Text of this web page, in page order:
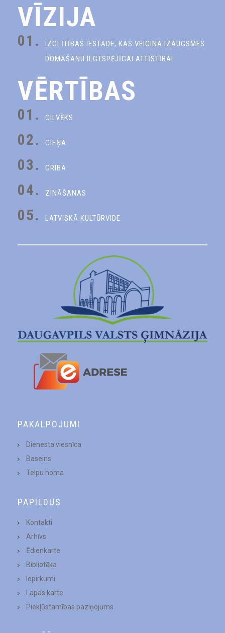
VĪZIJA
01.
IZGLĪTĪBAS IESTĀDE, KAS VEICINA IZAUGSMES
DOMĀŠANU ILGTSPĒJĪGAI ATTĪSTĪBAI
VĒRTĪBAS
01. CILVĒKS
02. CIEŅA
03. GRIBA
04. ZINĀŠANAS
05. LATVISKĀ KULTŪRVIDE
PAKALPOJUMI
Dienesta viesnīca
Baseins
Telpu noma
PAPILDUS
Kontakti
Arhīvs
Ēdienkarte
Bibliotēka
Iepirkumi
Lapas karte
Piekļūstamības paziņojums